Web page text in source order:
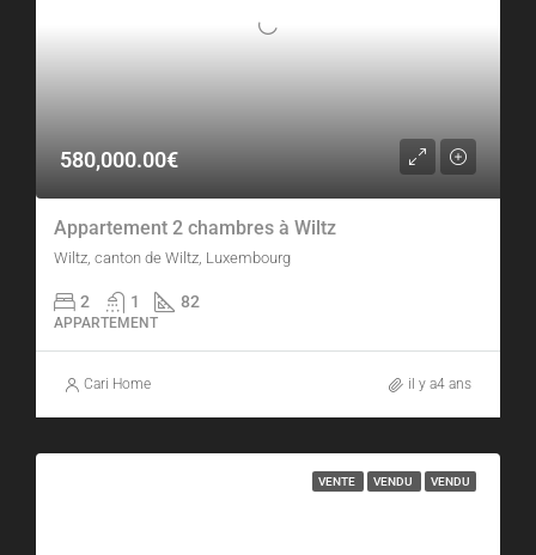
580,000.00€
Appartement 2 chambres à Wiltz
Wiltz, canton de Wiltz, Luxembourg
2 1 82
APPARTEMENT
Cari Home il y a4 ans
VENTE VENDU VENDU